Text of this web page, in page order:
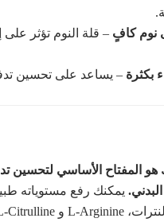
نوم كافٍ – قلة النوم تؤثر على
بكثرة – يساعد على تحسين
هو المفتاح الأساسي لتحسين
البدني. يمكنك رفع مستوياته